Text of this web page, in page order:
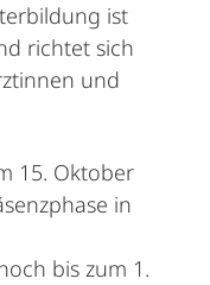
ist
richtet sich
und
15. Oktober
in
bis zum 1.